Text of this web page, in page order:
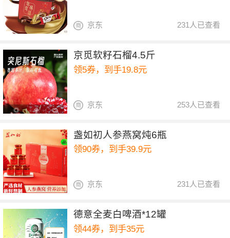
231人已查看
京东
京觅软籽石榴4.5斤
领5券，到手19.8元
253人已查看
京东
盏如初人参燕窝炖6瓶
领90券，到手39.9元
231人已查看
京东
德意全麦白啤酒*12罐
领44券，到手35元